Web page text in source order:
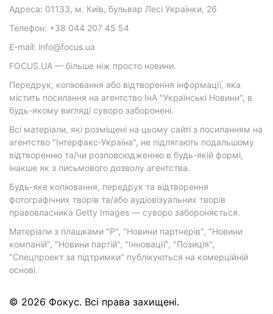
Адреса: 01133, м. Київ, бульвар Лесі Українки, 26
Телефон: +38 044 207 45 54
E-mail: info@focus.ua
FOCUS.UA — більше ніж просто новини.
Передрук, копіювання або відтворення інформації, яка
містить посилання на агентство ІнА "Українські Новини", в
будь-якому вигляді суворо заборонені.
Всі матеріали, які розміщені на цьому сайті з посиланням на
агентство "Інтерфакс-Україна", не підлягають подальшому
відтворенню та/чи розповсюдженню в будь-якій формі,
інакше як з письмового дозволу агентства.
Будь-яке копіювання, передрук та відтворення
фотографічних творів та/або аудіовізуальних творів
правовласника Getty Images — суворо забороняється.
Матеріали з плашками "Р", "Новини партнерів", "Новини
компаній", "Новини партій", "Інновації", "Позиція",
"Спецпроект за підтримки" публікуються на комерційній
основі.
© 2026 Фокус. Всі права захищені.